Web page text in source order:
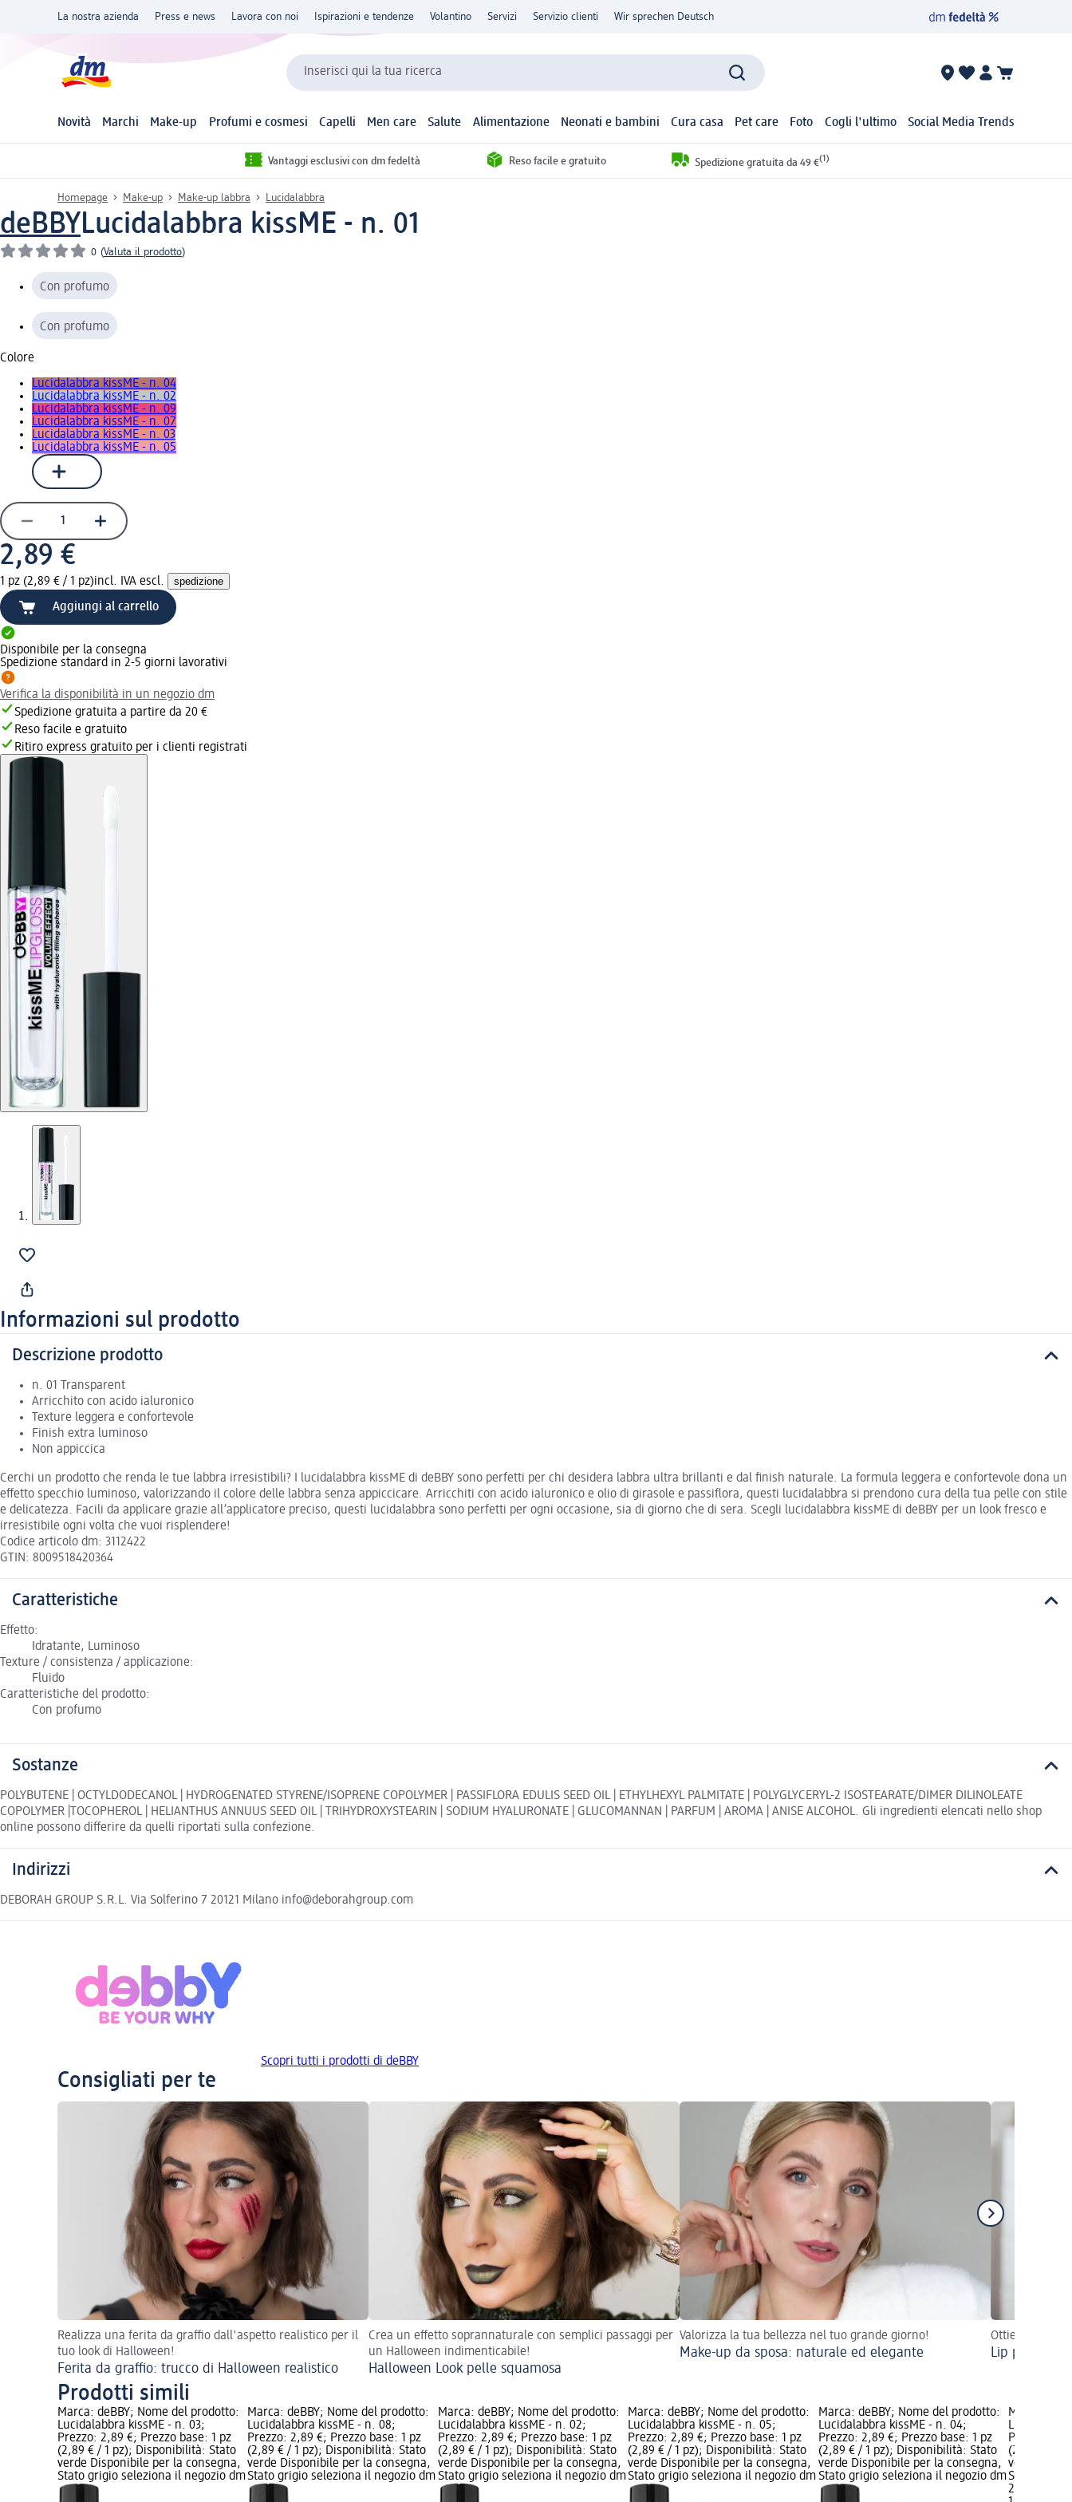
La nostra azienda Press e news Lavora con noi Ispirazioni e tendenze Volantino Servizi Servizio clienti Wir sprechen Deutsch
Inserisci qui la tua ricerca
Novità Marchi Make-up Profumi e cosmesi Capelli Men care Salute Alimentazione Neonati e bambini Cura casa Pet care Foto Cogli l'ultimo Social Media Trends
Vantaggi esclusivi con dm fedeltà Reso facile e gratuito Spedizione gratuita da 49 €(1)
Homepage Make-up Make-up labbra Lucidalabbra
deBBYLucidalabbra kissME - n. 01
0 (Valuta il prodotto)
Con profumo
Con profumo
Colore
Lucidalabbra kissME - n. 04
Lucidalabbra kissME - n. 02
Lucidalabbra kissME - n. 09
Lucidalabbra kissME - n. 07
Lucidalabbra kissME - n. 03
Lucidalabbra kissME - n. 05
2,89 €
1 pz (2,89 € / 1 pz)incl. IVA escl. spedizione
Aggiungi al carrello
Disponibile per la consegna
Spedizione standard in 2-5 giorni lavorativi
Verifica la disponibilità in un negozio dm
Spedizione gratuita a partire da 20 €
Reso facile e gratuito
Ritiro express gratuito per i clienti registrati
Informazioni sul prodotto
Descrizione prodotto
n. 01 Transparent
Arricchito con acido ialuronico
Texture leggera e confortevole
Finish extra luminoso
Non appiccica
Cerchi un prodotto che renda le tue labbra irresistibili? I lucidalabbra kissME di deBBY sono perfetti per chi desidera labbra ultra brillanti e dal finish naturale. La formula leggera e confortevole dona un
effetto specchio luminoso, valorizzando il colore delle labbra senza appiccicare. Arricchiti con acido ialuronico e olio di girasole e passiflora, questi lucidalabbra si prendono cura della tua pelle con stile
e delicatezza. Facili da applicare grazie all’applicatore preciso, questi lucidalabbra sono perfetti per ogni occasione, sia di giorno che di sera. Scegli lucidalabbra kissME di deBBY per un look fresco e
irresistibile ogni volta che vuoi risplendere!
Codice articolo dm: 3112422
GTIN: 8009518420364
Caratteristiche
Effetto:
Idratante, Luminoso
Texture / consistenza / applicazione:
Fluido
Caratteristiche del prodotto:
Con profumo
Sostanze
POLYBUTENE | OCTYLDODECANOL | HYDROGENATED STYRENE/ISOPRENE COPOLYMER | PASSIFLORA EDULIS SEED OIL | ETHYLHEXYL PALMITATE | POLYGLYCERYL-2 ISOSTEARATE/DIMER DILINOLEATE
COPOLYMER |TOCOPHEROL | HELIANTHUS ANNUUS SEED OIL | TRIHYDROXYSTEARIN | SODIUM HYALURONATE | GLUCOMANNAN | PARFUM | AROMA | ANISE ALCOHOL. Gli ingredienti elencati nello shop
online possono differire da quelli riportati sulla confezione.
Indirizzi
DEBORAH GROUP S.R.L. Via Solferino 7 20121 Milano info@deborahgroup.com
Scopri tutti i prodotti di deBBY
Consigliati per te
Realizza una ferita da graffio dall'aspetto realistico per il
tuo look di Halloween!
Ferita da graffio: trucco di Halloween realistico
Crea un effetto soprannaturale con semplici passaggi per
un Halloween indimenticabile!
Halloween Look pelle squamosa
Valorizza la tua bellezza nel tuo grande giorno!
Make-up da sposa: naturale ed elegante
Ottieni labbra
Lip plumper
Prodotti simili
Marca: deBBY; Nome del prodotto:
Lucidalabbra kissME - n. 03;
Prezzo: 2,89 €; Prezzo base: 1 pz
(2,89 € / 1 pz); Disponibilità: Stato
verde Disponibile per la consegna,
Stato grigio seleziona il negozio dm
Marca: deBBY; Nome del prodotto:
Lucidalabbra kissME - n. 08;
Prezzo: 2,89 €; Prezzo base: 1 pz
(2,89 € / 1 pz); Disponibilità: Stato
verde Disponibile per la consegna,
Stato grigio seleziona il negozio dm
Marca: deBBY; Nome del prodotto:
Lucidalabbra kissME - n. 02;
Prezzo: 2,89 €; Prezzo base: 1 pz
(2,89 € / 1 pz); Disponibilità: Stato
verde Disponibile per la consegna,
Stato grigio seleziona il negozio dm
Marca: deBBY; Nome del prodotto:
Lucidalabbra kissME - n. 05;
Prezzo: 2,89 €; Prezzo base: 1 pz
(2,89 € / 1 pz); Disponibilità: Stato
verde Disponibile per la consegna,
Stato grigio seleziona il negozio dm
Marca: deBBY; Nome del prodotto:
Lucidalabbra kissME - n. 04;
Prezzo: 2,89 €; Prezzo base: 1 pz
(2,89 € / 1 pz); Disponibilità: Stato
verde Disponibile per la consegna,
Stato grigio seleziona il negozio dm
Marca:
Prezzo:
(2,89 € / 1
verde
Stato
2,89 €